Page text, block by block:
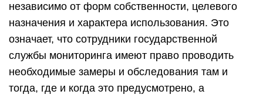
независимо от форм собственности, целевого
назначения и характера использования. Это
означает, что сотрудники государственной
службы мониторинга имеют право проводить
необходимые замеры и обследования там и
тогда, где и когда это предусмотрено, а